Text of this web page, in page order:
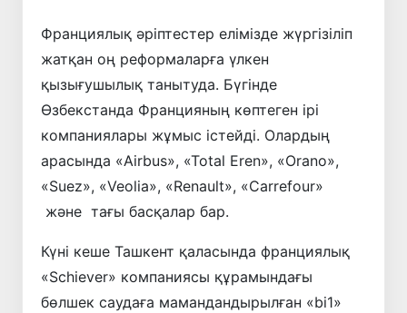
Франциялық әріптестер елімізде жүргізіліп
жатқан оң реформаларға үлкен
қызығушылық танытуда. Бүгінде
Өзбекстанда Францияның көптеген ірі
компаниялары жұмыс істейді. Олардың
арасында «Airbus», «Total Eren», «Orano»,
«Suez», «Veolia», «Renault», «Carrefour»
және тағы басқалар бар.
Күні кеше Ташкент қаласында франциялық
«Schiever» компаниясы құрамындағы
бөлшек саудаға мамандандырылған «bi1»